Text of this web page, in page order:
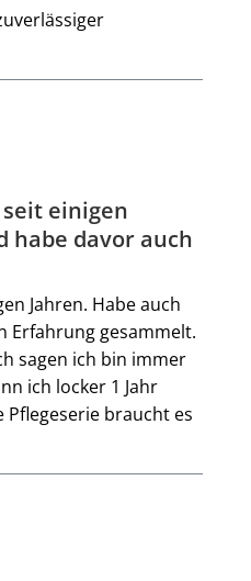
einigen
habe davor auch
Jahren. Habe auch
Erfahrung gesammelt.
sagen ich bin immer
ich locker 1 Jahr
Pflegeserie braucht es